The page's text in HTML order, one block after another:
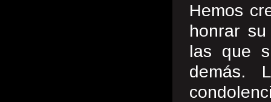
Hemos
honrar
las que
demás.